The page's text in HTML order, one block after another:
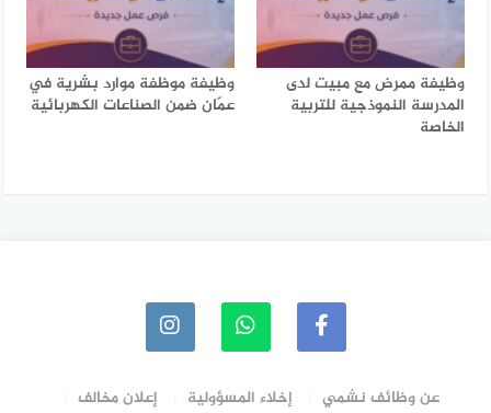
وظيفة ممرض مع مبيت لدى
المدرسة النموذجية للتربية
الخاصة
وظيفة موظفة موارد بشرية في
عمّان ضمن الصناعات الكهربائية
عن وظائف نشمي إخلاء المسؤولية إعلان مخالف